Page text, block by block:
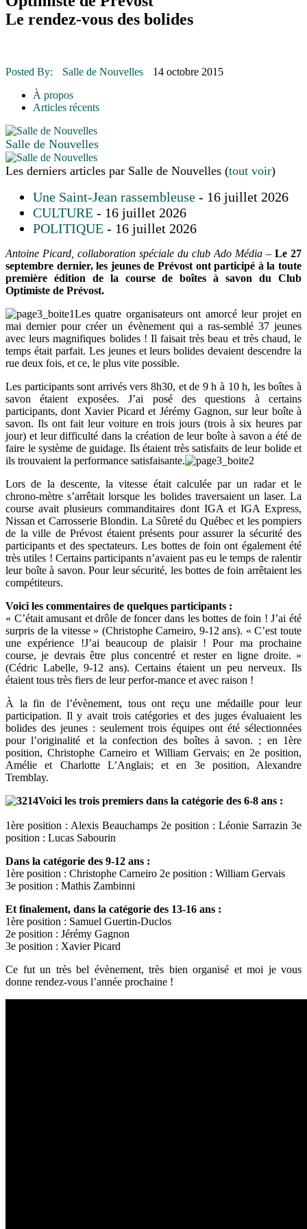
16 juillet 2026
CULTURE
16 juillet 2026 | POLITIQUE
Le rendez-vous des bolides
Posted By: Salle de Nouvelles
14 octobre 2015
À propos
Articles récents
Salle de Nouvelles
Les derniers articles par Salle de Nouvelles (tout voir)
Une Saint-Jean rassembleuse - 16 juillet 2026
CULTURE - 16 juillet 2026
POLITIQUE - 16 juillet 2026
Antoine Picard, collaboration spéciale du club Ado Média – Le 27
septembre dernier, les jeunes de Prévost ont participé à la toute
première édition de la course de boîtes à savon du Club
Optimiste de Prévost.
Les quatre organisateurs ont amorcé leur projet en
mai dernier pour créer un évènement qui a ras-semblé 37 jeunes
avec leurs magnifiques bolides ! Il faisait très beau et très chaud, le
temps était parfait. Les jeunes et leurs bolides devaient descendre la
rue deux fois, et ce, le plus vite possible.
Les participants sont arrivés vers 8h30, et de 9 h à 10 h, les boîtes à
savon étaient exposées. J’ai posé des questions à certains
participants, dont Xavier Picard et Jérémy Gagnon, sur leur boîte à
savon. Ils ont fait leur voiture en trois jours (trois à six heures par
jour) et leur difficulté dans la création de leur boîte à savon a été de
faire le système de guidage. Ils étaient très satisfaits de leur bolide et
ils trouvaient la performance satisfaisante.
Lors de la descente, la vitesse était calculée par un radar et le
chrono-mètre s’arrêtait lorsque les bolides traversaient un laser. La
course avait plusieurs commanditaires dont IGA et IGA Express,
Nissan et Carrosserie Blondin. La Sûreté du Québec et les pompiers
de la ville de Prévost étaient présents pour assurer la sécurité des
participants et des spectateurs. Les bottes de foin ont également été
très utiles ! Certains participants n’avaient pas eu le temps de ralentir
leur boîte à savon. Pour leur sécurité, les bottes de foin arrêtaient les
compétiteurs.
Voici les commentaires de quelques participants :
« C’était amusant et drôle de foncer dans les bottes de foin ! J’ai été
surpris de la vitesse » (Christophe Carneiro, 9-12 ans). « C’est toute
une expérience !J’ai beaucoup de plaisir ! Pour ma prochaine
course, je devrais être plus concentré et rester en ligne droite. »
(Cédric Labelle, 9-12 ans). Certains étaient un peu nerveux. Ils
étaient tous très fiers de leur perfor-mance et avec raison !
À la fin de l’évènement, tous ont reçu une médaille pour leur
participation. Il y avait trois catégories et des juges évaluaient les
bolides des jeunes : seulement trois équipes ont été sélectionnées
pour l’originalité et la confection des boîtes à savon. ; en 1ère
position, Christophe Carneiro et William Gervais; en 2e position,
Amélie et Charlotte L’Anglais; et en 3e position, Alexandre
Tremblay.
Voici les trois premiers dans la catégorie des 6-8 ans :
1ère position : Alexis Beauchamps 2e position : Léonie Sarrazin 3e
position : Lucas Sabourin
Dans la catégorie des 9-12 ans :
1ère position : Christophe Carneiro 2e position : William Gervais
3e position : Mathis Zambinni
Et finalement, dans la catégorie des 13-16 ans :
1ère position : Samuel Guertin-Duclos
2e position : Jérémy Gagnon
3e position : Xavier Picard
Ce fut un très bel évènement, très bien organisé et moi je vous
donne rendez-vous l’année prochaine !